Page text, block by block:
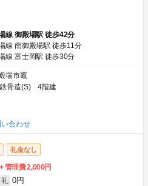
線 御殿場駅 徒歩42分
線 南御殿場駅 徒歩11分
線 富士岡駅 徒歩30分
場市竈
鉄骨造(S) 4階建
合わせ
礼金なし
管理費2,000円
礼 0円